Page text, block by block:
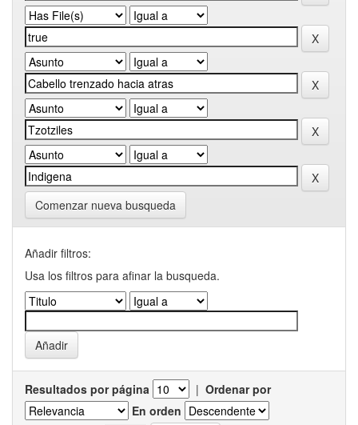
Comenzar nueva busqueda
Añadir filtros:
Usa los filtros para afinar la busqueda.
Resultados por página | Ordenar por
En orden